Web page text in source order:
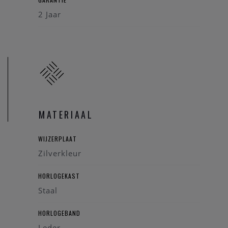
2 Jaar
MATERIAAL
WIJZERPLAAT
Zilverkleur
HORLOGEKAST
Staal
HORLOGEBAND